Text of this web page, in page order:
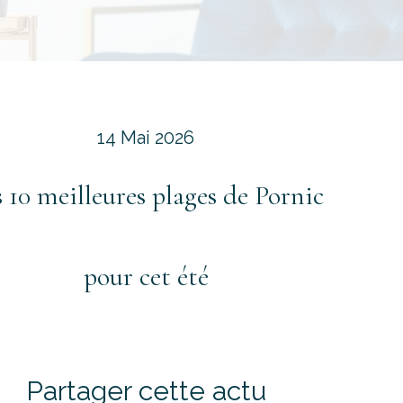
14 Mai 2026
10 meilleures plages de Pornic
pour cet été
Partager cette actu